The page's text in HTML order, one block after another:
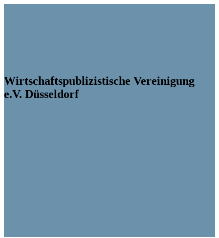
Wirtschaftspublizistische Vereinigung
e.V. Düsseldorf